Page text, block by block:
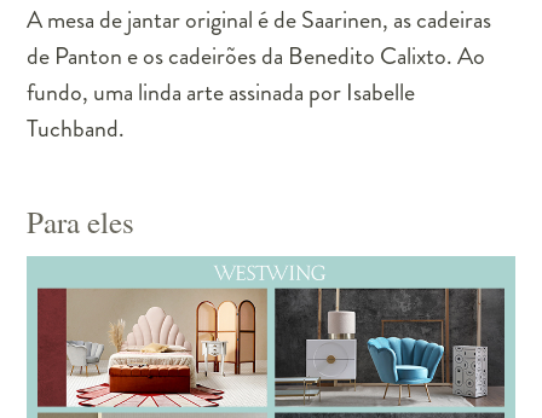
A mesa de jantar original é de Saarinen, as cadeiras
de Panton e os cadeirões da Benedito Calixto. Ao
fundo, uma linda arte assinada por Isabelle
Tuchband.
Para eles